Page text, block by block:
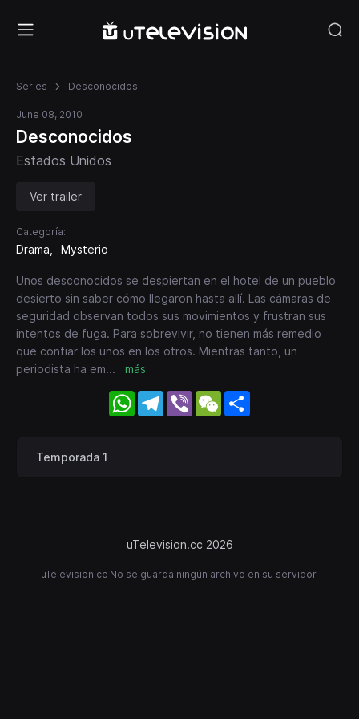
Series Desconocidos
June 08, 2010
Desconocidos
Estados Unidos
Ver trailer
Categoría:
Drama Mysterio
Unos desconocidos se despiertan en el hotel de un pueblo
desierto sin saber cómo llegaron hasta allí. Las cámaras de
seguridad observan todos sus movimientos y frustran sus
intentos de fuga. Para sobrevivir, no tienen más remedio
que confiar los unos en los otros. Mientras tanto, un
periodista ha em... más
WhatsApp
Telegram
Viber WeChat
Temporada 1
uTelevision.cc 2026
uTelevision.cc No se guarda ningún archivo en su servidor.